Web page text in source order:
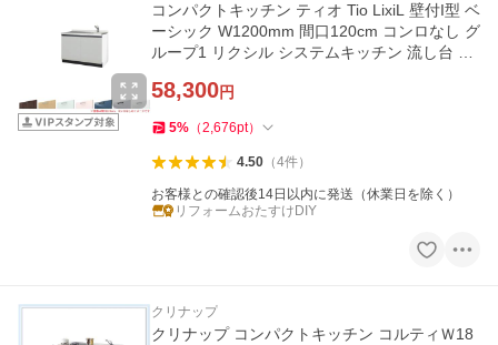
コンパクトキッチン ティオ Tio LixiL 壁付I型 ベ
ーシック W1200mm 間口120cm コンロなし グ
ループ1 リクシル システムキッチン 流し台 フ
58,300円
5% （2,676pt）
4.50（4件）
お客様との確認後14日以内に発送（休業日を除く）
リフォームおたすけDIY
クリナップ
クリナップ コンパクトキッチン コルティＷ18